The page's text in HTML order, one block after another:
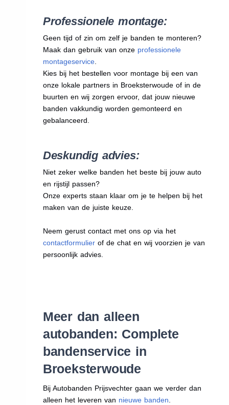
Professionele montage:
Geen tijd of zin om zelf je banden te monteren?
Maak dan gebruik van onze professionele
montageservice.
Kies bij het bestellen voor montage bij een van
onze lokale partners in Broeksterwoude of in de
buurten en wij zorgen ervoor, dat jouw nieuwe
banden vakkundig worden gemonteerd en
gebalanceerd.
Deskundig advies:
Niet zeker welke banden het beste bij jouw auto
en rijstijl passen?
Onze experts staan klaar om je te helpen bij het
maken van de juiste keuze.
Neem gerust contact met ons op via het
contactformulierof de chat en wij voorzien je van
persoonlijk advies.
Meer dan alleen
autobanden: Complete
bandenservice in
Broeksterwoude
Bij Autobanden Prijsvechter gaan we verder dan
alleen het leveren van nieuwe banden.